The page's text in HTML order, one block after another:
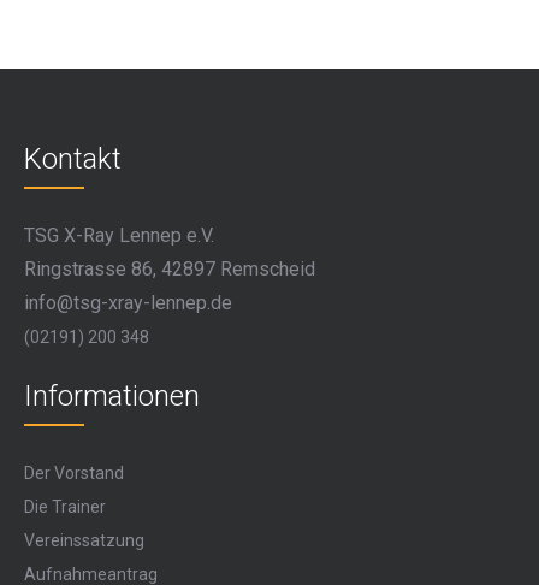
Kontakt
TSG X-Ray Lennep e.V.
Ringstrasse 86, 42897 Remscheid
info@tsg-xray-lennep.de
(02191) 200 348
Informationen
Der Vorstand
Die Trainer
Vereinssatzung
Aufnahmeantrag